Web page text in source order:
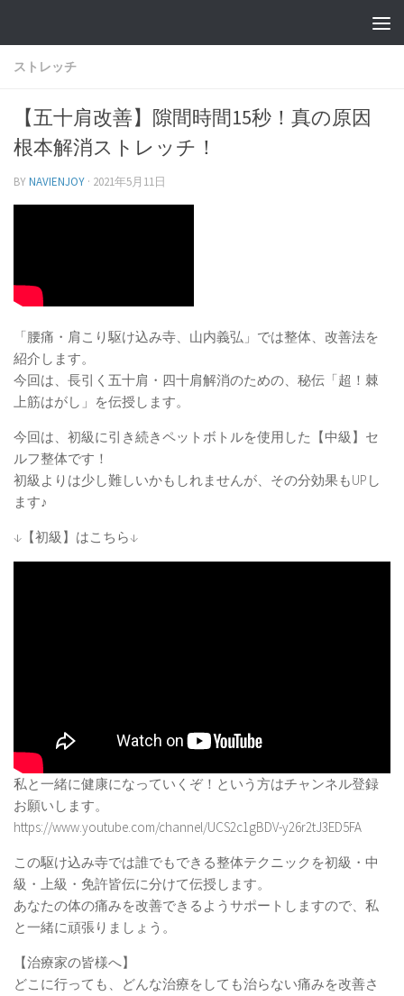
ストレッチ
【五十肩改善】隙間時間15秒！真の原因
根本解消ストレッチ！
BYNAVIENJOY · 2021年5月11日
「腰痛・肩こり駆け込み寺、山内義弘」では整体、改善法を
紹介します。
今回は、長引く五十肩・四十肩解消のための、秘伝「超！棘
上筋はがし」を伝授します。
今回は、初級に引き続きペットボトルを使用した【中級】セ
ルフ整体です！
初級よりは少し難しいかもしれませんが、その分効果もUPし
ます♪
↓【初級】はこちら↓
私と一緒に健康になっていくぞ！という方はチャンネル登録
お願いします。
https://www.youtube.com/channel/UCS2c1gBDV-y26r2tJ3ED5FA
この駆け込み寺では誰でもできる整体テクニックを初級・中
級・上級・免許皆伝に分けて伝授します。
あなたの体の痛みを改善できるようサポートしますので、私
と一緒に頑張りましょう。
【治療家の皆様へ】
どこに行っても、どんな治療をしても治らない痛みを改善さ